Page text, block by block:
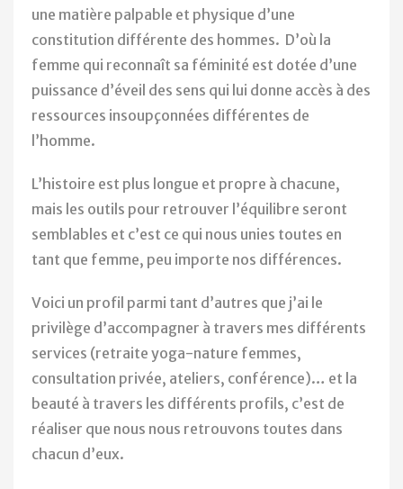
une matière palpable et physique d’une
constitution différente des hommes. D’où la
femme qui reconnaît sa féminité est dotée d’une
puissance d’éveil des sens qui lui donne accès à des
ressources insoupçonnées différentes de
l’homme.
L’histoire est plus longue et propre à chacune,
mais les outils pour retrouver l’équilibre seront
semblables et c’est ce qui nous unies toutes en
tant que femme, peu importe nos différences.
Voici un profil parmi tant d’autres que j’ai le
privilège d’accompagner à travers mes différents
services (retraite yoga-nature femmes,
consultation privée, ateliers, conférence)… et la
beauté à travers les différents profils, c’est de
réaliser que nous nous retrouvons toutes dans
chacun d’eux.